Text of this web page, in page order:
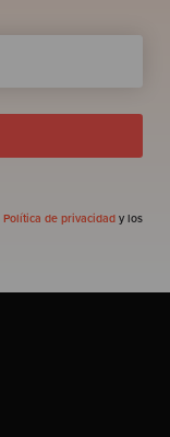
Política de privacidad y los